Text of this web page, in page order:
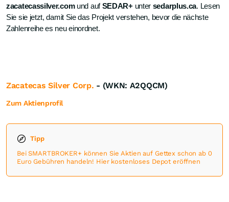
zacatecassilver.comund aufSEDAR+unter sedarplus.ca. Lesen
Sie sie jetzt, damit Sie das Projekt verstehen, bevor die nächste
Zahlenreihe es neu einordnet.
Zacatecas Silver Corp. - (WKN: A2QQCM)
Zum Aktienprofil
Tipp
Bei SMARTBROKER+ können Sie Aktien auf Gettex schon ab 0
Euro Gebühren handeln! Hier kostenloses Depot eröffnen